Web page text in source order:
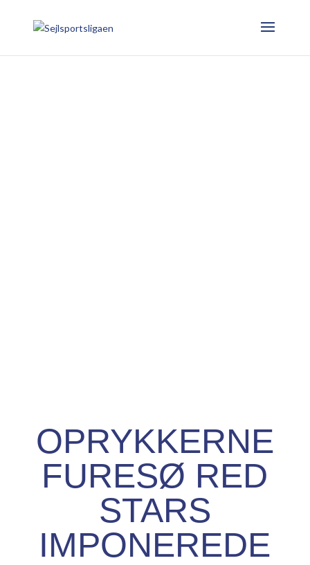
OPRYKKERNE
FURESØ RED
STARS
IMPONEREDE